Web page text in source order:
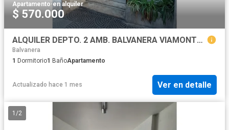
Apartamento·en alquiler
$ 570.000
ALQUILER DEPTO. 2 AMB. BALVANERA VIAMONTE 2800
Balvanera
1 Dormitorio1 BañoApartamento
Actualizado hace 1 mes Ver en detalle
1 /2